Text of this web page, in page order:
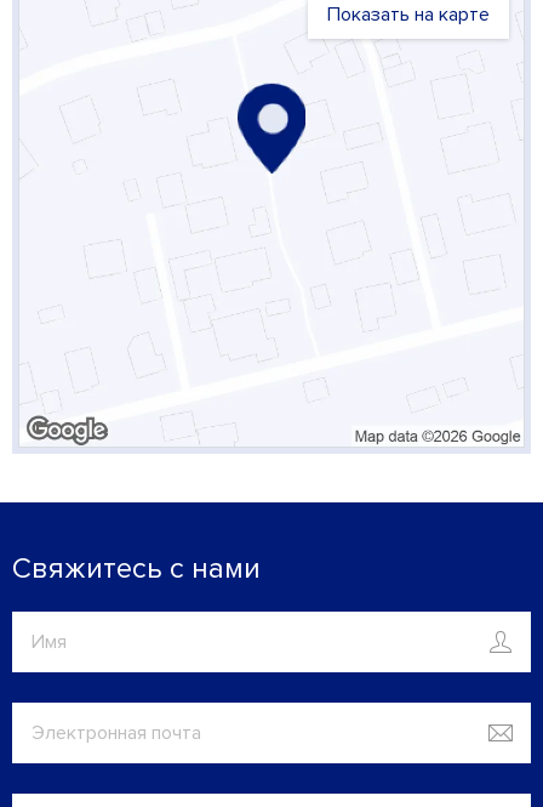
Показать на карте
Свяжитесь с нами